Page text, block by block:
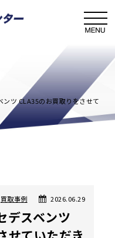
ンツ CLA35のお買取りをさせて
2026.06.29
買取事例
デスベンツ